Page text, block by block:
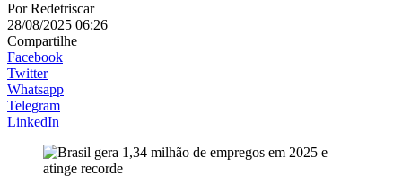
PorRedetriscar
28/08/2025 06:26
Compartilhe
Facebook
Twitter
Whatsapp
Telegram
LinkedIn